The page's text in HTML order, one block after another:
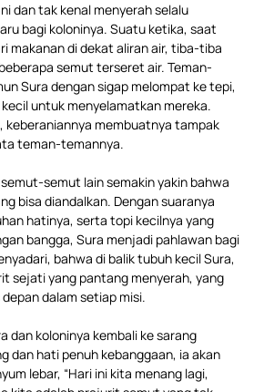
dan tak kenal menyerah selalu
bagi koloninya. Suatu ketika, saat
makanan di dekat aliran air, tiba-tiba
semut terseret air. Teman-
Sura dengan sigap melompat ke tepi,
untuk menyelamatkan mereka.
keberaniannya membuatnya tampak
teman-temannya.
semut lain semakin yakin bahwa
bisa diandalkan. Dengan suaranya
hatinya, serta topi kecilnya yang
bangga, Sura menjadi pahlawan bagi
bahwa di balik tubuh kecil Sura,
sejati yang pantang menyerah, yang
dalam setiap misi.
dan koloninya kembali ke sarang
dan hati penuh kebanggaan, ia akan
lebar, “Hari ini kita menang lagi,